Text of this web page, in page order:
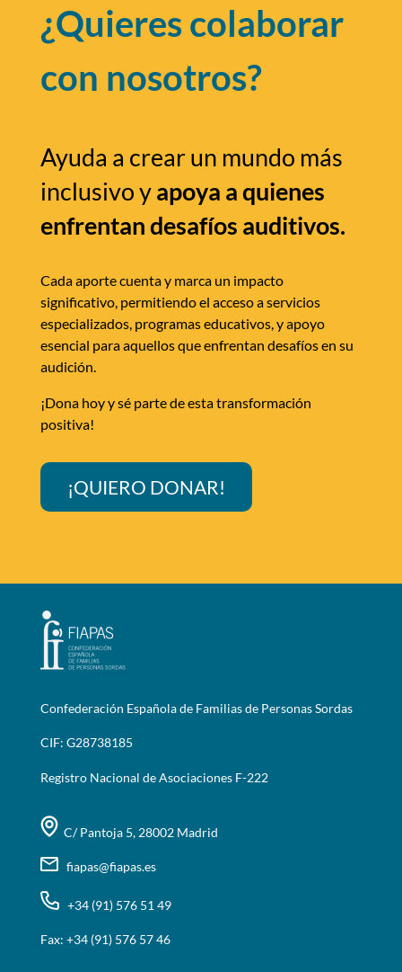
¿Quieres colaborar
con nosotros?
Ayuda a crear un mundo más
inclusivo yapoya a quienes
enfrentan desafíos auditivos.
Cada aporte cuenta y marca un impacto
significativo, permitiendo el acceso a servicios
especializados, programas educativos, y apoyo
esencial para aquellos que enfrentan desafíos en su
audición.
¡Dona hoy y sé parte de esta transformación
positiva!
¡QUIERO DONAR!
Confederación Española de Familias de Personas Sordas
CIF: G28738185
Registro Nacional de Asociaciones F-222
C/ Pantoja 5, 28002 Madrid
fiapas@fiapas.es
+34 (91) 576 51 49
Fax: +34 (91) 576 57 46